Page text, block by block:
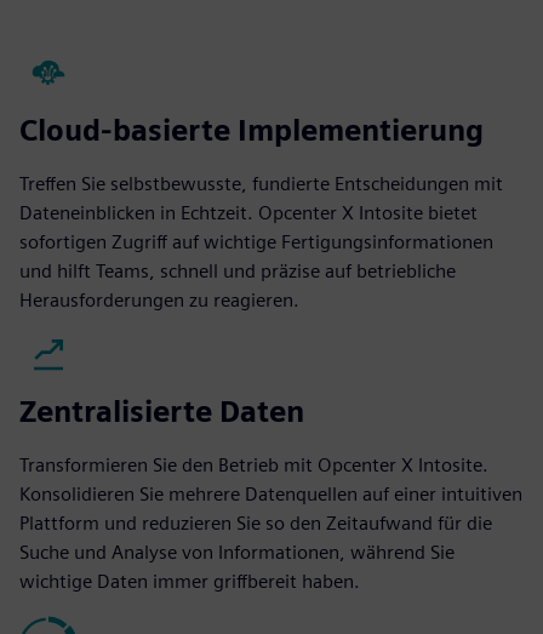
Cloud-basierte Implementierung
Treffen Sie selbstbewusste, fundierte Entscheidungen mit
Dateneinblicken in Echtzeit. Opcenter X Intosite bietet
sofortigen Zugriff auf wichtige Fertigungsinformationen
und hilft Teams, schnell und präzise auf betriebliche
Herausforderungen zu reagieren.
Zentralisierte Daten
Transformieren Sie den Betrieb mit Opcenter X Intosite.
Konsolidieren Sie mehrere Datenquellen auf einer intuitiven
Plattform und reduzieren Sie so den Zeitaufwand für die
Suche und Analyse von Informationen, während Sie
wichtige Daten immer griffbereit haben.